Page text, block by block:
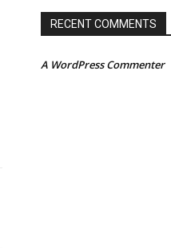
RECENT COMMENTS
A WordPress Commenter